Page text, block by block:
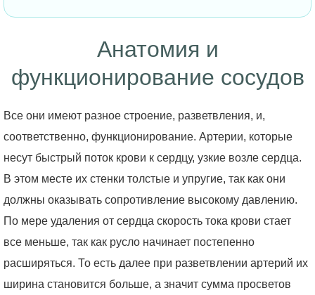
Анатомия и
функционирование сосудов
Все они имеют разное строение, разветвления, и,
соответственно, функционирование. Артерии, которые
несут быстрый поток крови к сердцу, узкие возле сердца.
В этом месте их стенки толстые и упругие, так как они
должны оказывать сопротивление высокому давлению.
По мере удаления от сердца скорость тока крови стает
все меньше, так как русло начинает постепенно
расширяться. То есть далее при разветвлении артерий их
ширина становится больше, а значит сумма просветов